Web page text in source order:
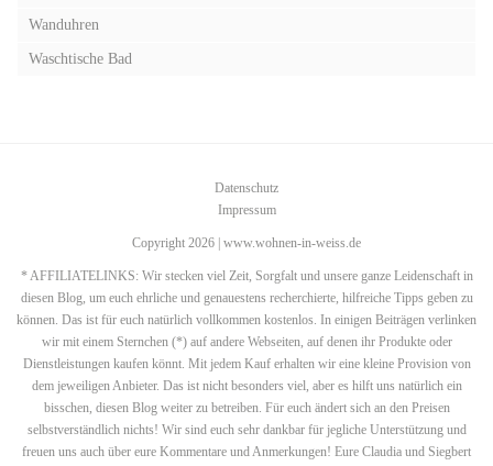
Wanduhren
Waschtische Bad
Datenschutz
Impressum
Copyright 2026 | www.wohnen-in-weiss.de
* AFFILIATELINKS: Wir stecken viel Zeit, Sorgfalt und unsere ganze Leidenschaft in
diesen Blog, um euch ehrliche und genauestens recherchierte, hilfreiche Tipps geben zu
können. Das ist für euch natürlich vollkommen kostenlos. In einigen Beiträgen verlinken
wir mit einem Sternchen (*) auf andere Webseiten, auf denen ihr Produkte oder
Dienstleistungen kaufen könnt. Mit jedem Kauf erhalten wir eine kleine Provision von
dem jeweiligen Anbieter. Das ist nicht besonders viel, aber es hilft uns natürlich ein
bisschen, diesen Blog weiter zu betreiben. Für euch ändert sich an den Preisen
selbstverständlich nichts! Wir sind euch sehr dankbar für jegliche Unterstützung und
freuen uns auch über eure Kommentare und Anmerkungen! Eure Claudia und Siegbert